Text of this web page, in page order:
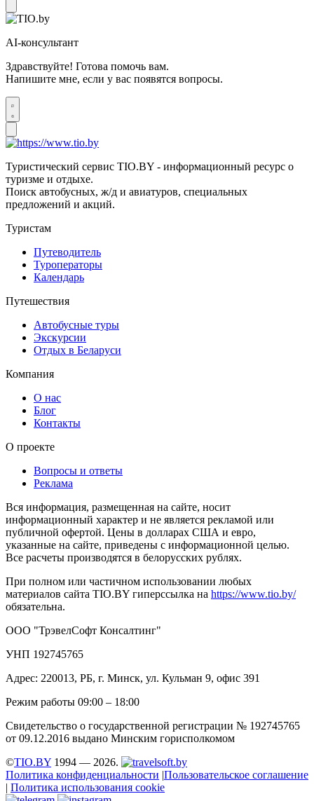
AI-консультант
Здравствуйте! Готова помочь вам.
Напишите мне, если у вас появятся вопросы.
Туристический сервис TIO.BY - информационный ресурс о
туризме и отдыхе.
Поиск автобусных, ж/д и авиатуров, специальных
предложений и акций.
Туристам
Путеводитель
Туроператоры
Календарь
Путешествия
Автобусные туры
Экскурсии
Отдых в Беларуси
Компания
О нас
Блог
Контакты
О проекте
Вопросы и ответы
Реклама
Вся информация, размещенная на сайте, носит
информационный характер и не является рекламой или
публичной офертой. Цены в долларах США и евро,
указанные на сайте, приведены с информационной целью.
Все расчеты производятся в белорусских рублях.
При полном или частичном использовании любых
материалов сайта TIO.BY гиперссылка на https://www.tio.by/
обязательна.
ООО "ТрэвелСофт Консалтинг"
УНП 192745765
Адрес: 220013, РБ, г. Минск, ул. Кульман 9, офис 391
Режим работы 09:00 – 18:00
Свидетельство о государственной регистрации № 192745765
от 09.12.2016 выдано Минским горисполкомом
©TIO.BY 1994 — 2026.
Политика конфиденциальности |Пользовательское соглашение
| Политика использования cookie